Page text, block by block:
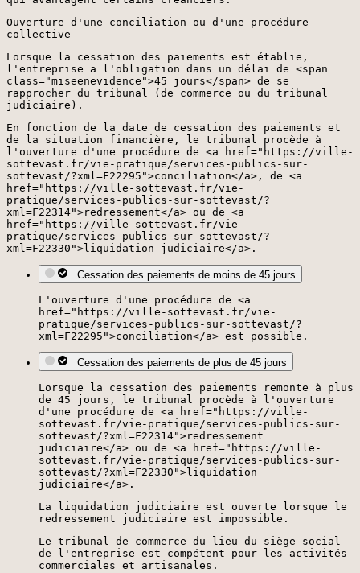
Ouverture d'une conciliation ou d'une procédure
collective
Lorsque la cessation des paiements est établie,
l'entreprise a l'obligation dans un délai de <span
class="miseenevidence">45 jours</span> de se
rapprocher du tribunal (de commerce ou du tribunal
judiciaire).
En fonction de la date de cessation des paiements et
de la situation financière, le tribunal procède à
l'ouverture d'une procédure de <a href="https://ville-
sottevast.fr/vie-pratique/services-publics-sur-
sottevast/?xml=F22295">conciliation</a>, de <a
href="https://ville-sottevast.fr/vie-
pratique/services-publics-sur-sottevast/?
xml=F22314">redressement</a> ou de <a
href="https://ville-sottevast.fr/vie-
pratique/services-publics-sur-sottevast/?
xml=F22330">liquidation judiciaire</a>.
Cessation des paiements de moins de 45 jours
L'ouverture d'une procédure de <a
href="https://ville-sottevast.fr/vie-
pratique/services-publics-sur-sottevast/?
xml=F22295">conciliation</a> est possible.
Cessation des paiements de plus de 45 jours
Lorsque la cessation des paiements remonte à plus
de 45 jours, le tribunal procède à l'ouverture
d'une procédure de <a href="https://ville-
sottevast.fr/vie-pratique/services-publics-sur-
sottevast/?xml=F22314">redressement
judiciaire</a> ou de <a href="https://ville-
sottevast.fr/vie-pratique/services-publics-sur-
sottevast/?xml=F22330">liquidation
judiciaire</a>.
La liquidation judiciaire est ouverte lorsque le
redressement judiciaire est impossible.
Le tribunal de commerce du lieu du siège social
de l'entreprise est compétent pour les activités
commerciales et artisanales.